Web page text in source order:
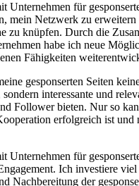
⁣Unternehmen für
mein ‍Netzwerk zu ‌erweitern
zu knüpfen. Durch ‍die
habe ich ​neue
Fähigkeiten
gesponserten Seiten
interessante und
Follower‍ bieten.⁤ Nur ⁤so
erfolgreich ​ist ⁣und
Unternehmen für
⁣Ich ⁣investiere
Nachbereitung der